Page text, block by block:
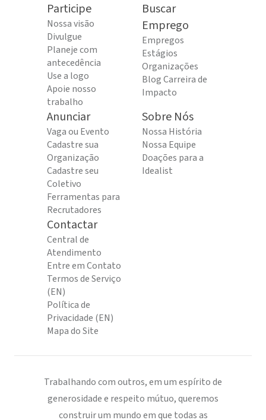
Participe
Nossa visão
Divulgue
Planeje com
antecedência
Use a logo
Apoie nosso
trabalho
Buscar
Emprego
Empregos
Estágios
Organizações
Blog Carreira de
Impacto
Anunciar
Vaga ou Evento
Cadastre sua
Organização
Cadastre seu
Coletivo
Ferramentas para
Recrutadores
Sobre Nós
Nossa História
Nossa Equipe
Doações para a
Idealist
Contactar
Central de
Atendimento
Entre em Contato
Termos de Serviço
(EN)
Política de
Privacidade (EN)
Mapa do Site
Trabalhando com outros, em um espírito de
generosidade e respeito mútuo, queremos
construir um mundo em que todas as